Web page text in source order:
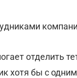
отделить
хотя бы с